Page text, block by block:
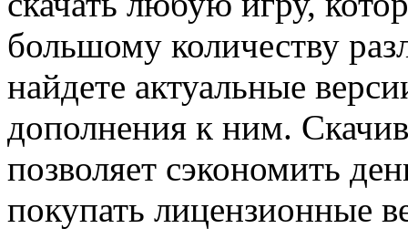
большому количеству
найдете актуальные
дополнения к ним.
позволяет сэкономить
покупать лицензионные